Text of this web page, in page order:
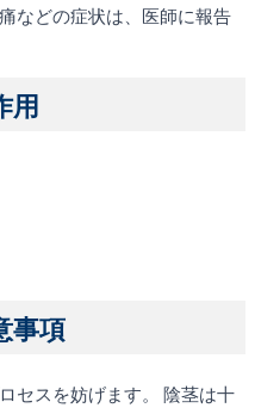
などの症状は、医師に報告
用
事項
セスを妨げます。 陰茎は十